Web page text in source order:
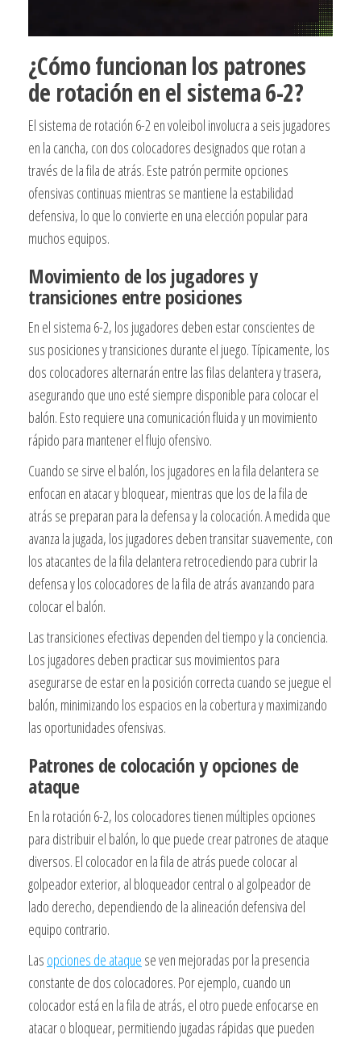
¿Cómo funcionan los patrones
de rotación en el sistema 6-2?
El sistema de rotación 6-2 en voleibol involucra a seis jugadores
en la cancha, con dos colocadores designados que rotan a
través de la fila de atrás. Este patrón permite opciones
ofensivas continuas mientras se mantiene la estabilidad
defensiva, lo que lo convierte en una elección popular para
muchos equipos.
Movimiento de los jugadores y
transiciones entre posiciones
En el sistema 6-2, los jugadores deben estar conscientes de
sus posiciones y transiciones durante el juego. Típicamente, los
dos colocadores alternarán entre las filas delantera y trasera,
asegurando que uno esté siempre disponible para colocar el
balón. Esto requiere una comunicación fluida y un movimiento
rápido para mantener el flujo ofensivo.
Cuando se sirve el balón, los jugadores en la fila delantera se
enfocan en atacar y bloquear, mientras que los de la fila de
atrás se preparan para la defensa y la colocación. A medida que
avanza la jugada, los jugadores deben transitar suavemente, con
los atacantes de la fila delantera retrocediendo para cubrir la
defensa y los colocadores de la fila de atrás avanzando para
colocar el balón.
Las transiciones efectivas dependen del tiempo y la conciencia.
Los jugadores deben practicar sus movimientos para
asegurarse de estar en la posición correcta cuando se juegue el
balón, minimizando los espacios en la cobertura y maximizando
las oportunidades ofensivas.
Patrones de colocación y opciones de
ataque
En la rotación 6-2, los colocadores tienen múltiples opciones
para distribuir el balón, lo que puede crear patrones de ataque
diversos. El colocador en la fila de atrás puede colocar al
golpeador exterior, al bloqueador central o al golpeador de
lado derecho, dependiendo de la alineación defensiva del
equipo contrario.
Las opciones de ataque se ven mejoradas por la presencia
constante de dos colocadores. Por ejemplo, cuando un
colocador está en la fila de atrás, el otro puede enfocarse en
atacar o bloquear, permitiendo jugadas rápidas que pueden